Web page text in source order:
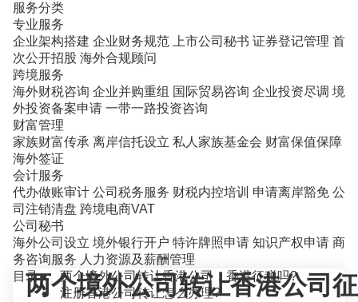
服务分类
专业服务
企业架构搭建 企业财务规范 上市公司秘书 证券登记管理 首
次公开招股 海外合规顾问
跨境服务
海外财税咨询 企业并购重组 国际贸易咨询 企业投资尽调 境
外投资备案申请 一带一路投资咨询
财富管理
家族财富传承 离岸信托设立 私人家族基金会 财富保值保障
海外签证
会计服务
代办做账审计 公司税务服务 财税内控培训 申请离岸豁免 公
司注销清盘 跨境电商VAT
公司秘书
海外公司设立 境外银行开户 特许牌照申请 知识产权申请 商
务咨询服务 人力资源及薪酬管理
两个境外公司转让香港公司征
目录
两个境外公司转让香港公司，香港征税吗?
注册香港公司转让怎么办理?